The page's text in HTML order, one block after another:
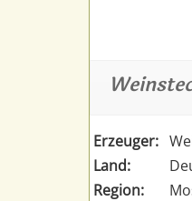
Erzeuger:
Land:
Region: